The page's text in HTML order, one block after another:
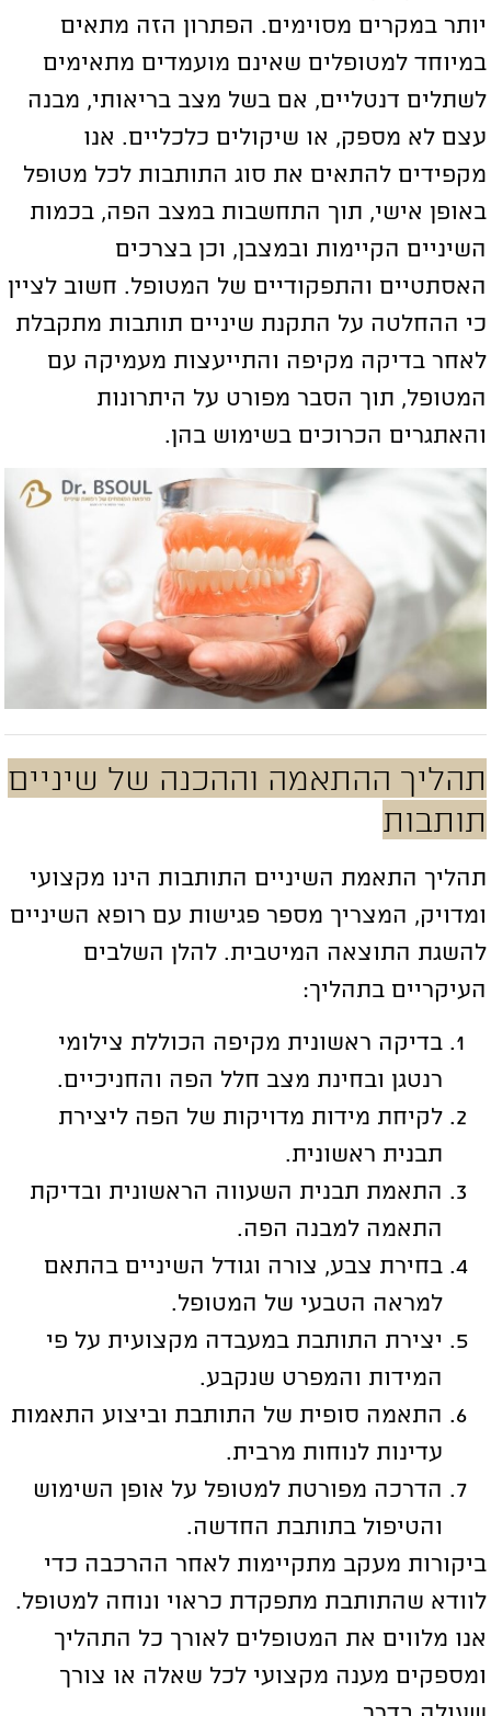
במקרים מסוימים. הפתרון הזה מתאים
למטופלים שאינם מועמדים מתאימים
דנטליים, אם בשל מצב בריאותי, מבנה
לא מספק, או שיקולים כלכליים. אנו
להתאים את סוג התותבות לכל מטופל
אישי, תוך התחשבות במצב הפה, בכמות
הקיימות ובמצבן, וכן בצרכים
והתפקודיים של המטופל. חשוב לציין
ההחלטה על התקנת שיניים תותבות מתקבלת
בדיקה מקיפה והתייעצות מעמיקה עם
תוך הסבר מפורט על היתרונות
הכרוכים בשימוש בהן.
ההתאמה וההכנה של שיניים
התאמת השיניים התותבות הינו מקצועי
המצריך מספר פגישות עם רופא השיניים
התוצאה המיטבית. להלן השלבים
בתהליך:
בדיקה ראשונית מקיפה הכוללת צילומי
רנטגן ובחינת מצב חלל הפה והחניכיים.
לקיחת מידות מדויקות של הפה ליצירת
תבנית ראשונית.
התאמת תבנית השעווה הראשונית ובדיקת
התאמה למבנה הפה.
בחירת צבע, צורה וגודל השיניים בהתאם
למראה הטבעי של המטופל.
יצירת התותבת במעבדה מקצועית על פי
המידות והמפרט שנקבע.
התאמה סופית של התותבת וביצוע התאמות
עדינות לנוחות מרבית.
הדרכה מפורטת למטופל על אופן השימוש
והטיפול בתותבת החדשה.
מעקב מתקיימות לאחר ההרכבה כדי
שהתותבת מתפקדת כראוי ונוחה למטופל.
מלווים את המטופלים לאורך כל התהליך
מענה מקצועי לכל שאלה או צורך